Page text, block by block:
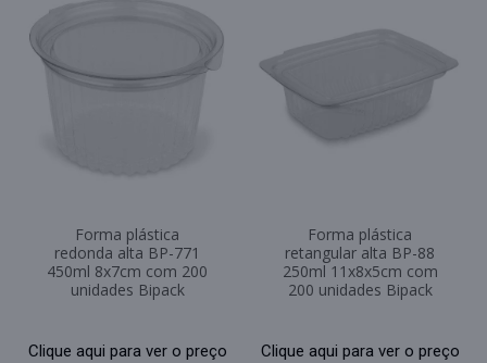
Forma plástica
redonda alta BP-771
450ml 8x7cm com 200
unidades Bipack
Clique aqui para ver o preço
Forma plástica
retangular alta BP-88
250ml 11x8x5cm com
200 unidades Bipack
Clique aqui para ver o preço